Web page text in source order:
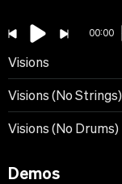
00:00
Visions
Visions (No Strings)
Visions (No Drums)
Demos